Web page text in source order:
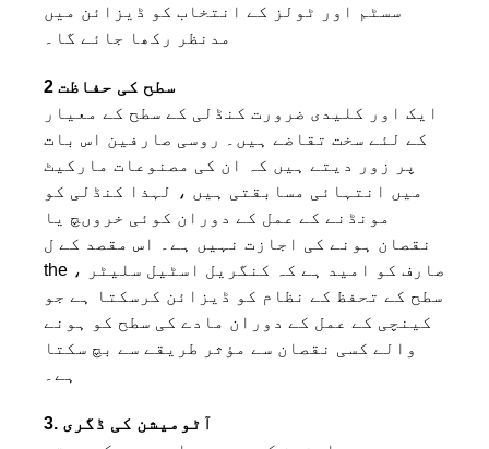
سسٹم اور ٹولز کے انتخاب کو ڈیزائن میں
مدنظر رکھا جائے گا۔
2 سطح کی حفاظت
ایک اور کلیدی ضرورت کنڈلی کے سطح کے معیار
کے لئے سخت تقاضے ہیں۔ روسی صارفین اس بات
پر زور دیتے ہیں کہ ان کی مصنوعات مارکیٹ
میں انتہائی مسابقتی ہیں ، لہذا کنڈلی کو
مونڈنے کے عمل کے دوران کوئی خروںچ یا
نقصان ہونے کی اجازت نہیں ہے۔ اس مقصد کے ل
the ، صارف کو امید ہے کہ کنگریل اسٹیل سلیٹر
سطح کے تحفظ کے نظام کو ڈیزائن کرسکتا ہے جو
کینچی کے عمل کے دوران مادے کی سطح کو ہونے
والے کسی نقصان سے مؤثر طریقے سے بچ سکتا
ہے۔
3. آٹومیشن کی ڈگری